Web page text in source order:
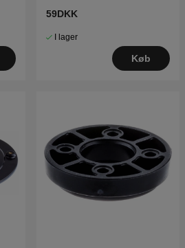
59DKK
I lager
Køb